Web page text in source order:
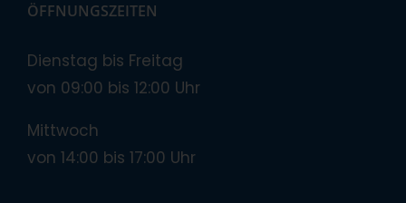
ÖFFNUNGSZEITEN
Dienstag bis Freitag
von 09:00 bis 12:00 Uhr
Mittwoch
von 14:00 bis 17:00 Uhr